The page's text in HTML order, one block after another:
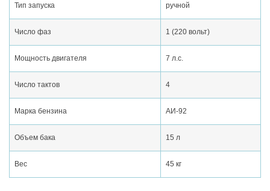
Тип запуска ручной
Число фаз 1 (220 вольт)
Мощность двигателя 7 л.с.
Число тактов 4
Марка бензина АИ-92
Объем бака 15 л
Вес 45 кг